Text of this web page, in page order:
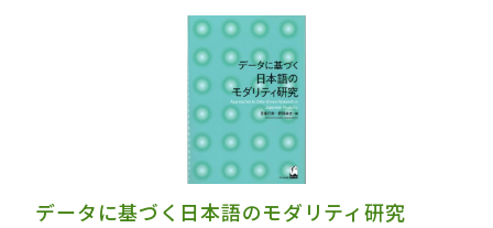
データに基づく日本語のモダリティ研究